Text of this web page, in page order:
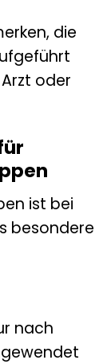
die
oder
ist bei
besondere
nach